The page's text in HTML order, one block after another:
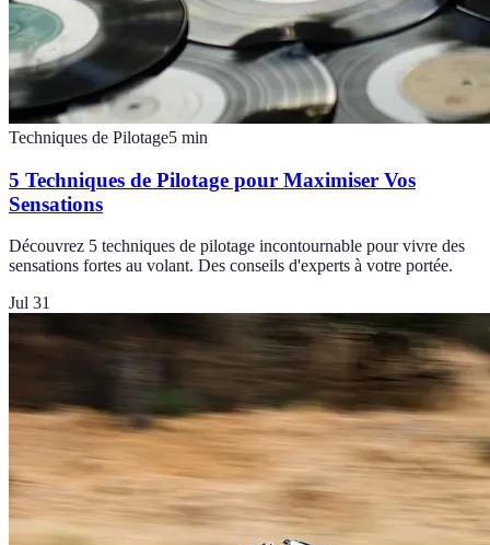
Techniques de Pilotage5 min
5 Techniques de Pilotage pour Maximiser Vos
Sensations
Découvrez 5 techniques de pilotage incontournable pour vivre des
sensations fortes au volant. Des conseils d'experts à votre portée.
Jul 31